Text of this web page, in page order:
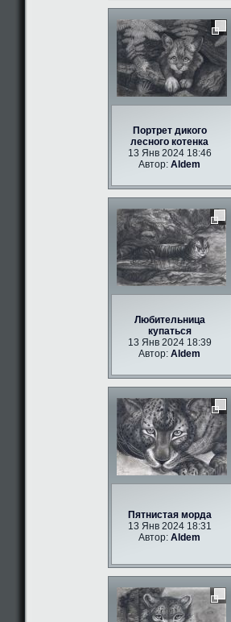
Портрет дикого
лесного котенка
13 Янв 2024 18:46
Автор:Aldem
Любительница
купаться
13 Янв 2024 18:39
Автор:Aldem
Пятнистая морда
13 Янв 2024 18:31
Автор:Aldem